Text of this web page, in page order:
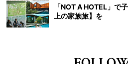
「NOT A HOTEL」で
上の家族旅】を